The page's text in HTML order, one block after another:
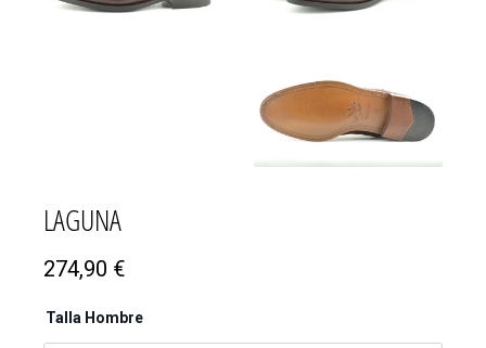
LAGUNA
274,90 €
Talla Hombre